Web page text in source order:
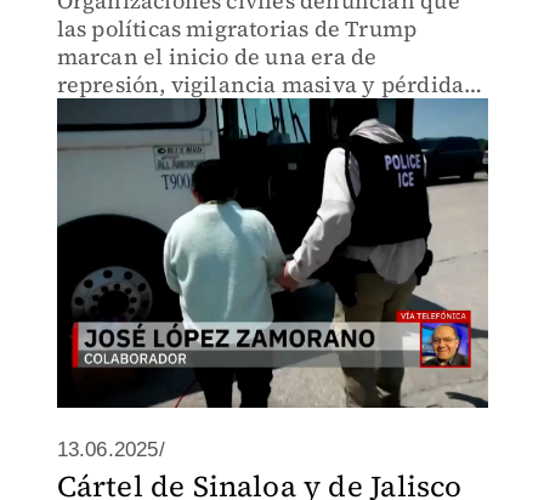
las políticas migratorias de Trump
marcan el inicio de una era de
represión, vigilancia masiva y pérdida
de derechos para la comunidad
migrante.
13.06.2025/
Cártel de Sinaloa y de Jalisco